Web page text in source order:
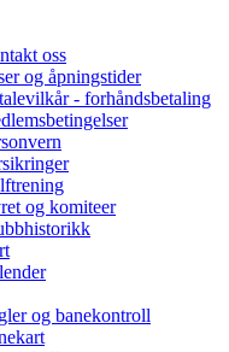
oss
og åpningstider
- forhåndsbetaling
og komiteer
og banekontroll